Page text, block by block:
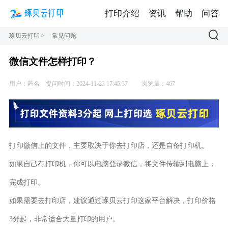
琢贝云打印 > 常见问题
微信文件怎样打印？
用户：匿名 提问时间：2024-11-23 17:45:37 浏览量：467
打印微信上的文件，主要取决于你去打印店，还是自备打印机。
如果自己有打印机，你可以电脑登录微信，将文件传输到电脑上，
完成打印。
如果需要去打印店，建议通过琢贝云打印这家平台解决，打印价格
3分起，非常适合大量打印的用户。
打印介绍 资讯 帮助 问答